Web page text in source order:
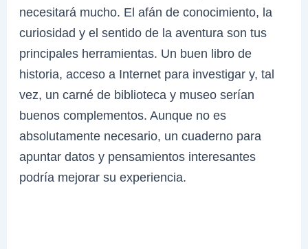
necesitará mucho. El afán de conocimiento, la
curiosidad y el sentido de la aventura son tus
principales herramientas. Un buen libro de
historia, acceso a Internet para investigar y, tal
vez, un carné de biblioteca y museo serían
buenos complementos. Aunque no es
absolutamente necesario, un cuaderno para
apuntar datos y pensamientos interesantes
podría mejorar su experiencia.